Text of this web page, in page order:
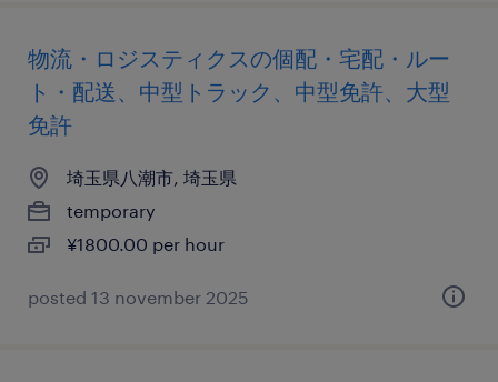
物流・ロジスティクスの個配・宅配・ルー
ト・配送、中型トラック、中型免許、大型
免許
埼玉県八潮市, 埼玉県
temporary
¥1800.00 per hour
posted 13 november 2025